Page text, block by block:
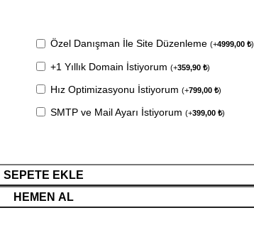
Özel Danışman İle Site Düzenleme(+4999,00₺)
+1 Yıllık Domain İstiyorum(+359,90₺)
Hız Optimizasyonu İstiyorum(+799,00₺)
SMTP ve Mail Ayarı İstiyorum(+399,00₺)
SEPETE EKLE
HEMEN AL